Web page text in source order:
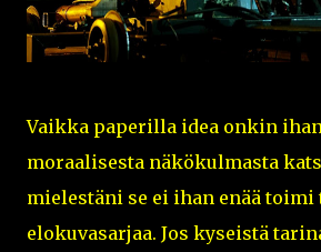
Vaikka paperilla idea onkin
moraalisesta näkökulmasta
mielestäni se ei ihan enää toimi
elokuvasarjaa. Jos kyseistä